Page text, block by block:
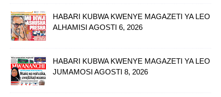
HABARI KUBWA KWENYE MAGAZETI YA LEO
ALHAMISI AGOSTI 6, 2026
HABARI KUBWA KWENYE MAGAZETI YA LEO
JUMAMOSI AGOSTI 8, 2026